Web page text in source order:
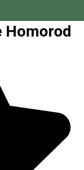
Homorod